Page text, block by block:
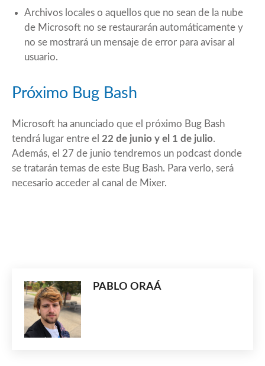
Archivos locales o aquellos que no sean de la nube
de Microsoft no se restaurarán automáticamente y
no se mostrará un mensaje de error para avisar al
usuario.
Próximo Bug Bash
Microsoft ha anunciado que el próximo Bug Bash
tendrá lugar entre el 22 de junio y el 1 de julio.
Además, el 27 de junio tendremos un podcast donde
se tratarán temas de este Bug Bash. Para verlo, será
necesario acceder al canal de Mixer.
PABLO ORAÁ